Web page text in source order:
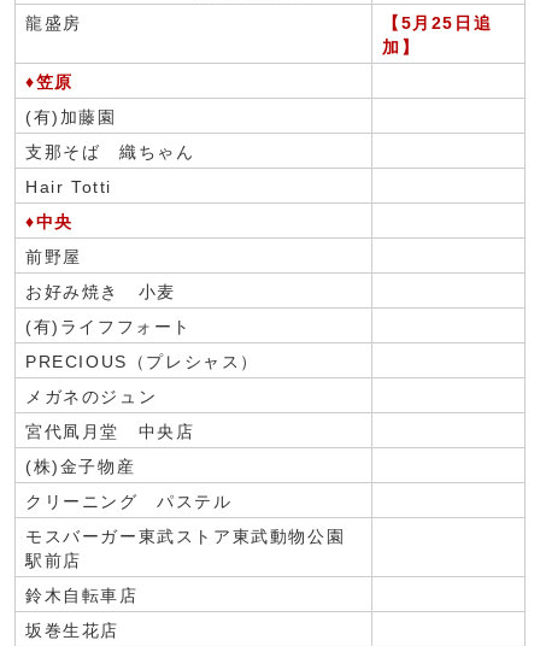
龍盛房
【5月25日追
加】
♦笠原
(有)加藤園
支那そば 織ちゃん
Hair Totti
♦中央
前野屋
お好み焼き 小麦
(有)ライフフォート
PRECIOUS（プレシャス）
メガネのジュン
宮代凮月堂 中央店
(株)金子物産
クリーニング パステル
モスバーガー東武ストア東武動物公園
駅前店
鈴木自転車店
坂巻生花店